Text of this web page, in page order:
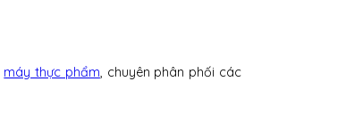
máy thực phẩm, chuyên phân phối các